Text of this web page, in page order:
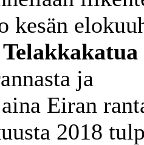
kesän
Telakkakatua
ja
Eiran
2018